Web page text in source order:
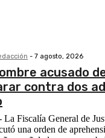
- 7 agosto, 2026
acusado
contra dos
Fiscalía General de
una orden de